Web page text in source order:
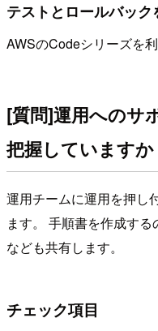
テストとロールバッ
AWSのCodeシリーズを利
[質問]運用へのサ
把握していますか
運用チームに運用を押し
ます。 手順書を作成す
なども共有します。
チェック項目